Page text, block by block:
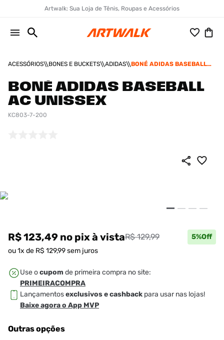
Artwalk: Sua Loja de Tênis, Roupas e Acessórios
ACESSÓRIOS BONES E BUCKETS ADIDAS
BONÉ ADIDAS BASEBALL
BONÉ ADIDAS BASEBALL
AC UNISSEX
KC803-7-200
R$ 123,49 no pixà vistaR$ 129,99 5%Off
ou1x de R$ 129,99sem juros
Use ocupom de primeira compra no site:
PRIMEIRACOMPRA
Lançamentosexclusivos e cashback para usar nas lojas!
Baixe agora o App MVP
Outras opções